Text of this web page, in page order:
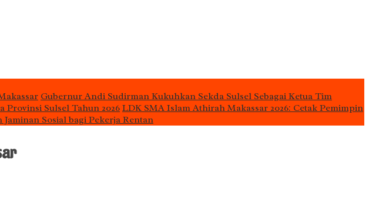
Gubernur Andi Sudirman Kukuhkan Sekda Sulsel Sebagai Ketua Tim
Provinsi Sulsel Tahun 2026 LDK SMA Islam Athirah Makassar 2026: Cetak Pemimpin
Sosial bagi Pekerja Rentan